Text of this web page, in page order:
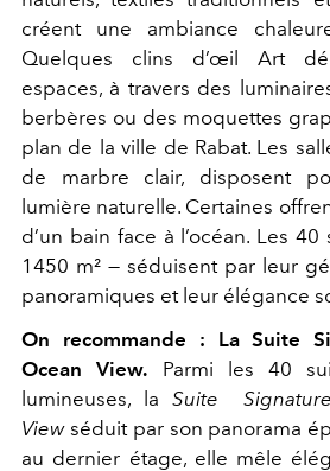
créent une ambiance
Quelques clins d’œil Art
espaces, à travers des
berbères ou des moquettes
plan de la ville de Rabat. Les
de marbre clair, disposent
lumière naturelle. Certaines
d’un bain face à l’océan. Les
1450 m² — séduisent par leur
panoramiques et leur élégance
On recommande :
La Suite
Ocean View.
Parmi les 40
lumineuses, la Suite
View séduit par son panorama
au dernier étage, elle mêle